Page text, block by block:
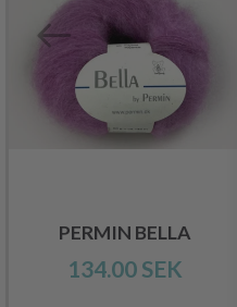
PERMIN BELLA
134.00 SEK